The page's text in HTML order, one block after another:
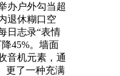
办户外勾当超
退休糊口空
日志录“表情
45%。墙面
音机元素，通
更了一种充满